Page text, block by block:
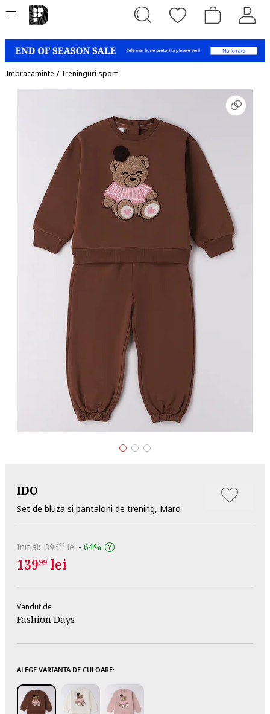
Imbracaminte / Treninguri sport
IDO
Set de bluza si pantaloni de trening, Maro
Initial: 39499 lei - 64%
13999 lei
Vandut de
Fashion Days
ALEGE VARIANTA DE CULOARE: